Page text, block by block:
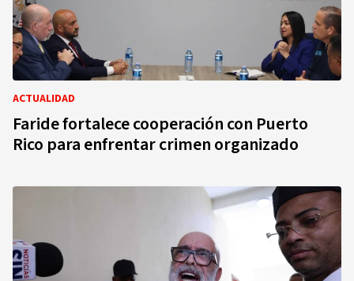
ACTUALIDAD
Faride fortalece cooperación con Puerto
Rico para enfrentar crimen organizado